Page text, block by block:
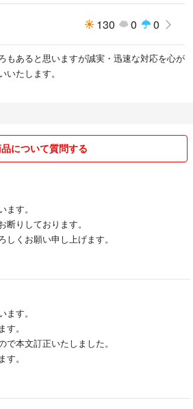
130 0 0
もあると思いますが誠実・迅速な対応を心が
たします。
について質問する
す。
りしております。
くお願い申し上げます。
す。
。
本文訂正いたしました。
。